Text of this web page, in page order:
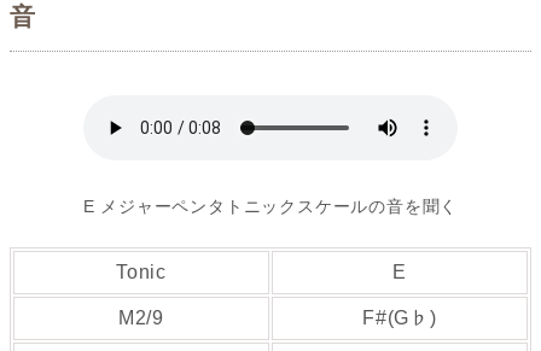
音
E メジャーペンタトニックスケールの音を聞く
Tonic E
M2/9 F#(G♭)